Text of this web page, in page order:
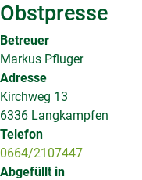
Obstpresse
Betreuer
Markus Pfluger
Adresse
Kirchweg 13
6336 Langkampfen
Telefon
0664/2107447
Abgefüllt in